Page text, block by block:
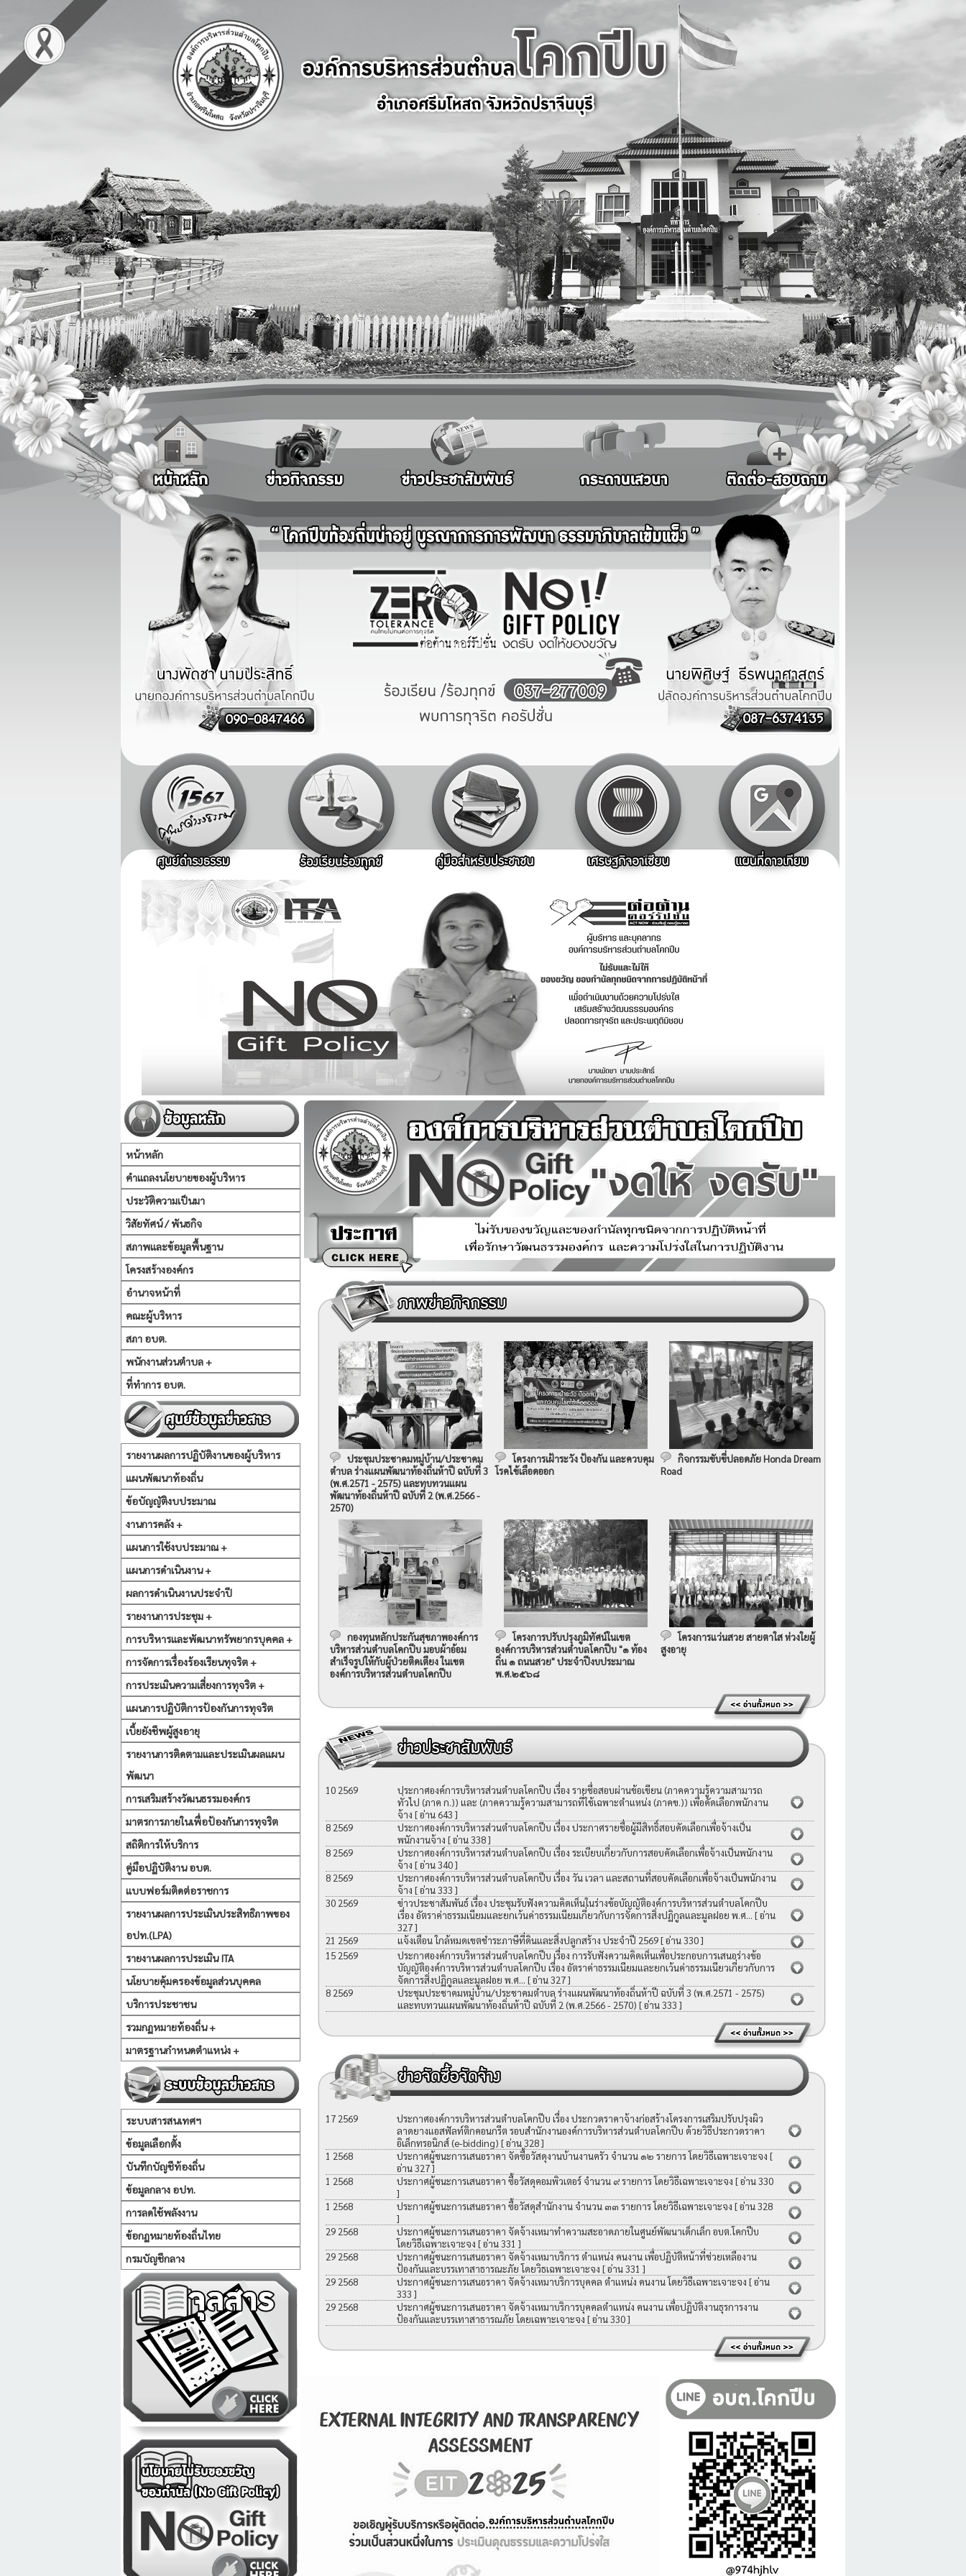
หน้าหลัก
คำแถลงนโยบายของผู้บริหาร
ประวัติความเป็นมา
วิสัยทัศน์ / พันธกิจ
สภาพและข้อมูลพื้นฐาน
โครงสร้างองค์กร
อำนาจหน้าที่
คณะผู้บริหาร
สภา อบต.
พนักงานส่วนตำบล +
ที่ทำการ อบต.
รายงานผลการปฏิบัติงานของผู้บริหาร
แผนพัฒนาท้องถิ่น
ข้อบัญญัติงบประมาณ
งานการคลัง +
แผนการใช้งบประมาณ +
แผนการดำเนินงาน +
ผลการดำเนินงานประจำปี
รายงานการประชุม +
การบริหารและพัฒนาทรัพยากรบุคคล +
การจัดการเรื่องร้องเรียนทุจริต +
การประเมินความเสี่ยงการทุจริต +
แผนการปฏิบัติการป้องกันการทุจริต
เบี้ยยังชีพผู้สูงอายุ
รายงานการติดตามและประเมินผลแผน
พัฒนา
การเสริมสร้างวัฒนธรรมองค์กร
มาตรการภายในเพื่อป้องกันการทุจริต
สถิติการให้บริการ
คู่มือปฏิบัติงาน อบต.
แบบฟอร์มติดต่อราชการ
รายงานผลการประเมินประสิทธิภาพของ
อปท.(LPA)
รายงานผลการประเมิน ITA
นโยบายคุ้มครองข้อมูลส่วนบุคคล
บริการประชาชน
รวมกฏหมายท้องถิ่น +
มาตรฐานกำหนดตำแหน่ง +
ระบบสารสนเทศฯ
ข้อมูลเลือกตั้ง
บันทึกบัญชีท้องถิ่น
ข้อมูลกลาง อปท.
การลดใช้พลังงาน
ข้อกฏหมายท้องถิ่นไทย
กรมบัญชีกลาง
ประชุมประชาคมหมู่บ้าน/ประชาคม
ตำบล ร่างแผนพัฒนาท้องถิ่นห้าปี ฉบับที่ 3
(พ.ศ.2571 - 2575) และทบทวนแผน
พัฒนาท้องถิ่นห้าปี ฉบับที่ 2 (พ.ศ.2566 -
2570)
โครงการเฝ้าระวัง ป้องกัน และควบคุม
โรคไข้เลือดออก
กิจกรรมขับขี่ปลอดภัย Honda Dream
Road
กองทุนหลักประกันสุขภาพองค์การ
บริหารส่วนตำบลโคกปีบ มอบผ้าอ้อม
สำเร็จรูปให้กับผู้ป่วยติดเตียง ในเขต
องค์การบริหารส่วนตำบลโคกปีบ
โครงการปรับปรุงภูมิทัศน์ในเขต
องค์การบริหารส่วนตำบลโคกปีบ "๑ ท้อง
ถิ่น ๑ ถนนสวย" ประจำปีงบประมาณ
พ.ศ.๒๕๖๘
โครงการแว่นสวย สายตาใส ห่วงใยผู้
สูงอายุ
10 2569
ประกาศองค์การบริหารส่วนตำบลโคกปีบ เรื่อง รายชื่อสอบผ่านข้อเขียน (ภาคความรู้ความสามารถ
ทั่วไป (ภาค ก.)) และ (ภาคความรู้ความสามารถที่ใช้เฉพาะตำแหน่ง (ภาคข.)) เพื่อคัดเลือกพนักงาน
จ้าง [ อ่าน 643 ]
8 2569
ประกาศองค์การบริหารส่วนตำบลโคกปีบ เรื่อง ประกาศรายชื่อผู้มีสิทธิ์สอบคัดเลือกเพื่อจ้างเป็น
พนักงานจ้าง [ อ่าน 338 ]
8 2569
ประกาศองค์การบริหารส่วนตำบลโคกปีบ เรื่อง ระเบียบเกี่ยวกับการสอบคัดเลือกเพื่อจ้างเป็นพนักงาน
จ้าง [ อ่าน 340 ]
8 2569
ประกาศองค์การบริหารส่วนตำบลโคกปีบ เรื่อง วัน เวลา และสถานที่สอบคัดเลือกเพื่อจ้างเป็นพนักงาน
จ้าง [ อ่าน 333 ]
30 2569
ข่าวประชาสัมพันธ์ เรื่อง ประชุมรับฟังความคิดเห็นในร่างข้อบัญญัติองค์การบริหารส่วนตำบลโคกปีบ
เรื่อง อัตราค่าธรรมเนียมและยกเว้นค่าธรรมเนียมเกี่ยวกับการจัดการสิ่งปฏิกูลและมูลฝอย พ.ศ... [ อ่าน
327 ]
21 2569
แจ้งเตือน ใกล้หมดเขตชำระภาษีที่ดินและสิ่งปลูกสร้าง ประจำปี 2569[ อ่าน 330 ]
15 2569
ประกาศองค์การบริหารส่วนตำบลโคกปีบ เรื่อง การรับฟังความคิดเห็นเพื่อประกอบการเสนอร่างข้อ
บัญญัติองค์การบริหารส่วนตำบลโคกปีบ เรื่อง อัตราค่าธรรมเนียมและยกเว้นค่าธรรมเนียวเกี่ยวกับการ
จัดการสิ่งปฏิกูลและมูลฝอย พ.ศ... [ อ่าน 327 ]
8 2569
ประชุมประชาคมหมู่บ้าน/ประชาคมตำบล ร่างแผนพัฒนาท้องถิ่นห้าปี ฉบับที่ 3 (พ.ศ.2571 - 2575)
และทบทวนแผนพัฒนาท้องถิ่นห้าปี ฉบับที่ 2 (พ.ศ.2566 - 2570) [ อ่าน 333 ]
17 2569
ประกาศองค์การบริหารส่วนตำบลโคกปีบ เรื่อง ประกวดราคาจ้างก่อสร้างโครงการเสริมปรับปรุงผิว
ลาดยางแอสฟัลท์ติกคอนกรีต รอบสำนักงานองค์การบริหารส่วนตำบลโคกปีบ ด้วยวิธีประกวดราคา
อิเล็กทรอนิกส์ (e-bidding) [ อ่าน 328 ]
1 2568
ประกาศผู้ชนะการเสนอราคา จัดซื้อวัสดุงานบ้านงานครัว จำนวน ๑๒ รายการ โดยวิธีเฉพาะเจาะจง [
อ่าน 327 ]
1 2568
ประกาศผู้ชนะการเสนอราคา ซื้อวัสดุคอมพิวเตอร์ จำนวน ๙ รายการ โดยวิธีเฉพาะเจาะจง [ อ่าน 330
]
1 2568
ประกาศผู้ชนะการเสนอราคา ซื้อวัสดุสำนักงาน จำนวน ๓๓ รายการ โดยวิธีเฉพาะเจาะจง [ อ่าน 328
]
29 2568
ประกาศผู้ชนะการเสนอราคา จัดจ้างเหมาทำความสะอาดภายในศูนย์พัฒนาเด็กเล็ก อบต.โคกปีบ
โดยวิธีเฉพาะเจาะจง [ อ่าน 331 ]
29 2568
ประกาศผู้ชนะการเสนอราคา จัดจ้างเหมาบริการ ตำแหน่ง คนงาน เพื่อปฏิบัติหน้าที่ช่วยเหลืองาน
ป้องกันและบรรเทาสาธารณะภัย โดยวิธเฉพาะเจาะจง [ อ่าน 331 ]
29 2568
ประกาศผู้ชนะการเสนอราคา จัดจ้างเหมาบริการบุคคล ตำแหน่ง คนงาน โดยวิธีเฉพาะเจาะจง [ อ่าน
333 ]
29 2568
ประกาศผู้ชนะการเสนอราคา จัดจ้างเหมาบริการบุคคลตำแหน่ง คนงาน เพื่อปฏิบัติงานธุรการงาน
ป้องกันและบรรเทาสาธารณภัย โดยเฉพาะเจาะจง [ อ่าน 330 ]